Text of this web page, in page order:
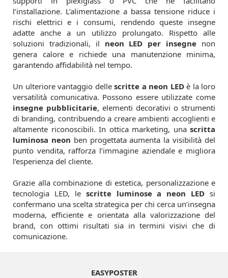
l’installazione. L’alimentazione a bassa tensione riduce i
rischi elettrici e i consumi, rendendo queste insegne
adatte anche a un utilizzo prolungato. Rispetto alle
soluzioni tradizionali, il neon LED per insegne non
genera calore e richiede una manutenzione minima,
garantendo affidabilità nel tempo.
Un ulteriore vantaggio delle scritte a neon LEDè la loro
versatilità comunicativa. Possono essere utilizzate come
insegne pubblicitarie, elementi decorativi o strumenti
di branding, contribuendo a creare ambienti accoglienti e
altamente riconoscibili. In ottica marketing, una scritta
luminosa neon ben progettata aumenta la visibilità del
punto vendita, rafforza l’immagine aziendale e migliora
l’esperienza del cliente.
Grazie alla combinazione di estetica, personalizzazione e
tecnologia LED, le scritte luminose a neon LED si
confermano una scelta strategica per chi cerca un’insegna
moderna, efficiente e orientata alla valorizzazione del
brand, con ottimi risultati sia in termini visivi che di
comunicazione.
EASYPOSTER